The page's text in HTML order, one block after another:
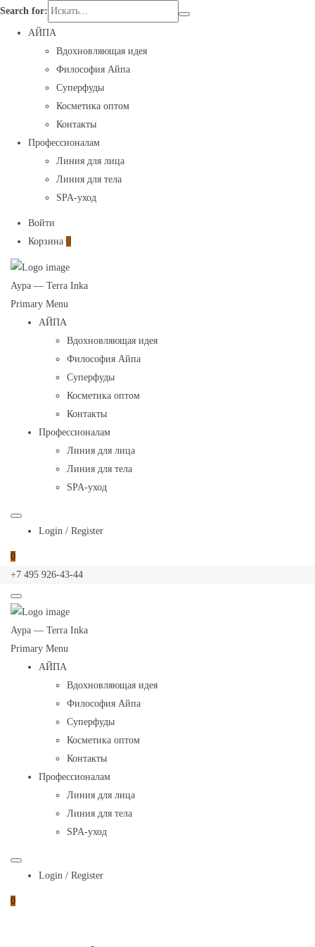
Search for:
АЙПА
Вдохновляющая идея
Философия Айпа
Суперфуды
Косметика оптом
Контакты
Профессионалам
Линия для лица
Линия для тела
SPA-уход
Войти
Корзина 0
Aypa — Terra Inka
Primary Menu
АЙПА
Вдохновляющая идея
Философия Айпа
Суперфуды
Косметика оптом
Контакты
Профессионалам
Линия для лица
Линия для тела
SPA-уход
Login / Register
0
+7 495 926-43-44
Aypa — Terra Inka
Primary Menu
АЙПА
Вдохновляющая идея
Философия Айпа
Суперфуды
Косметика оптом
Контакты
Профессионалам
Линия для лица
Линия для тела
SPA-уход
Login / Register
0